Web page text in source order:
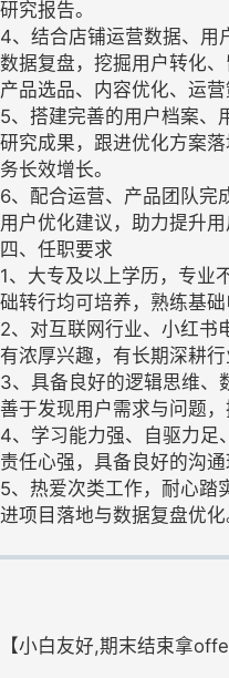
研究报告。
4、结合店铺运营数据、用
数据复盘，挖掘用户转化
产品选品、内容优化、运
5、搭建完善的用户档案、
研究成果，跟进优化方案
务长效增长。
6、配合运营、产品团队完
用户优化建议，助力提升用
四、任职要求
1、大专及以上学历，专业
础转行均可培养，熟练基础
2、对互联网行业、小红书
有浓厚兴趣，有长期深耕行
3、具备良好的逻辑思维、
善于发现用户需求与问题，
4、学习能力强、自驱力足
责任心强，具备良好的沟
5、热爱次类工作，耐心踏
进项目落地与数据复盘优化
【小白友好,期末结束拿